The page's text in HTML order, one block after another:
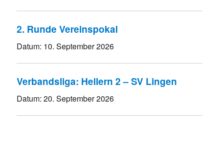
2. Runde Vereinspokal
Datum: 10. September 2026
Verbandsliga: Hellern 2 – SV Lingen
Datum:20. September 2026